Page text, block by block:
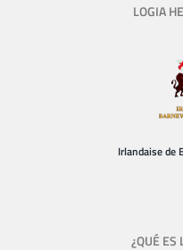
LOGIA
Irlandaise de
¿QUÉ ES